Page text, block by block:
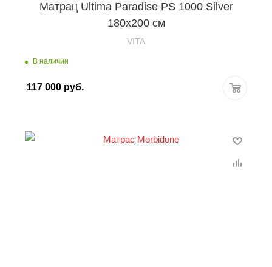
Матрац Ultima Paradise PS 1000 Silver
180х200 см
VITA
В наличии
117 000 руб.